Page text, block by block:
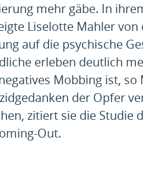
mehr gäbe. In
Liselotte Mahler
auf die psychische
erleben deutlich
Mobbing ist,
der Opfer
zitiert sie die
Out.